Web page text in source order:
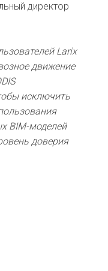
директор
Larix
движение
исключить
BIM-моделей
доверия